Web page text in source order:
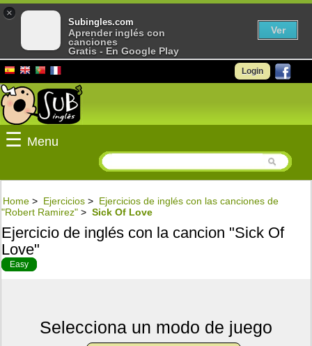
Login
☰ Menu
Home > Ejercicios > Ejercicios de inglés con las canciones de
"Robert Ramirez" > Sick Of Love
Ejercicio de inglés con la cancion "Sick Of
Love"
Easy
Selecciona un modo de juego
×
Subingles.com
Aprender inglés con
canciones
Gratis - En Google Play
Ver